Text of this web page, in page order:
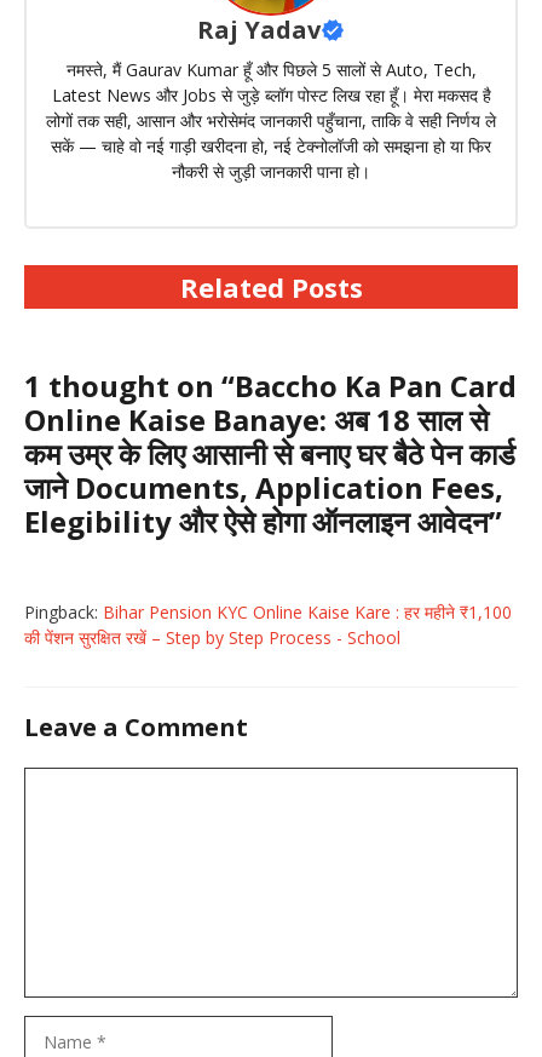
Raj Yadav
नमस्ते, मैं Gaurav Kumar हूँ और पिछले 5 सालों से Auto, Tech,
Latest News और Jobs से जुड़े ब्लॉग पोस्ट लिख रहा हूँ। मेरा मकसद है
लोगों तक सही, आसान और भरोसेमंद जानकारी पहुँचाना, ताकि वे सही निर्णय ले
सकें — चाहे वो नई गाड़ी खरीदना हो, नई टेक्नोलॉजी को समझना हो या फिर
नौकरी से जुड़ी जानकारी पाना हो।
Related Posts
1 thought on “Baccho Ka Pan Card
Online Kaise Banaye: अब 18 साल से
कम उम्र के लिए आसानी से बनाए घर बैठे पेन कार्ड
जाने Documents, Application Fees,
Elegibility और ऐसे होगा ऑनलाइन आवेदन”
Pingback: Bihar Pension KYC Online Kaise Kare : हर महीने ₹1,100
की पेंशन सुरक्षित रखें – Step by Step Process - School
Leave a Comment